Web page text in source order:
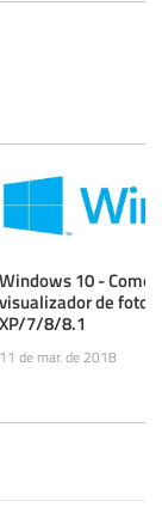
Windows 10 - Como
visualizador de
XP/7/8/8.1
11 de mar. de 2018